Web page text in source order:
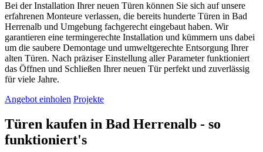
Bei der Installation Ihrer neuen Türen können Sie sich auf unsere
erfahrenen Monteure verlassen, die bereits hunderte Türen in Bad
Herrenalb und Umgebung fachgerecht eingebaut haben. Wir
garantieren eine termingerechte Installation und kümmern uns dabei
um die saubere Demontage und umweltgerechte Entsorgung Ihrer
alten Türen. Nach präziser Einstellung aller Parameter funktioniert
das Öffnen und Schließen Ihrer neuen Tür perfekt und zuverlässig
für viele Jahre.
Angebot einholen Projekte
Türen kaufen in Bad Herrenalb - so
funktioniert's